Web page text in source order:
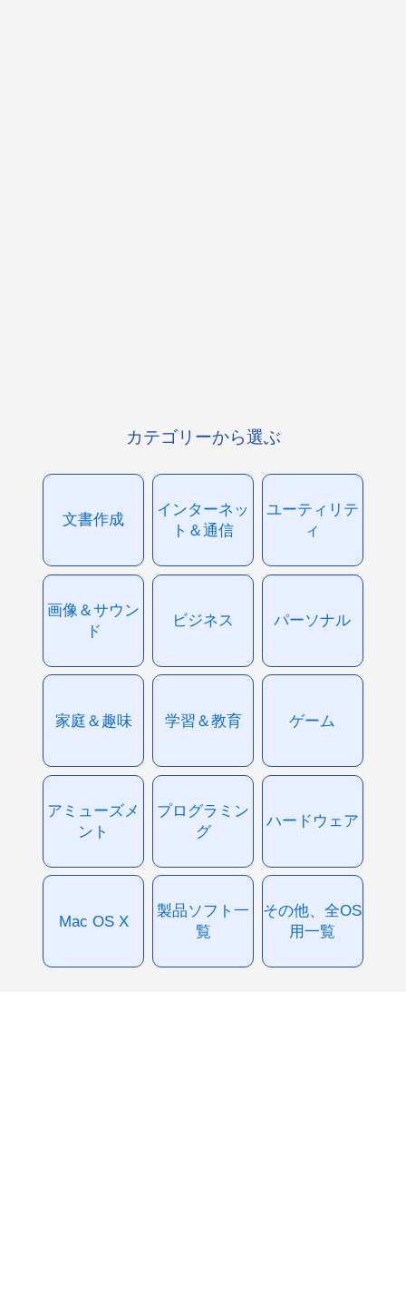
カテゴリーから選ぶ
文書作成
インターネッ
ト＆通信
ユーティリテ
ィ
画像＆サウン
ド
ビジネス パーソナル
家庭＆趣味 学習＆教育 ゲーム
アミューズメ
ント
プログラミン
グ
ハードウェア
Mac OS X
製品ソフト一
覧
その他、全OS
用一覧